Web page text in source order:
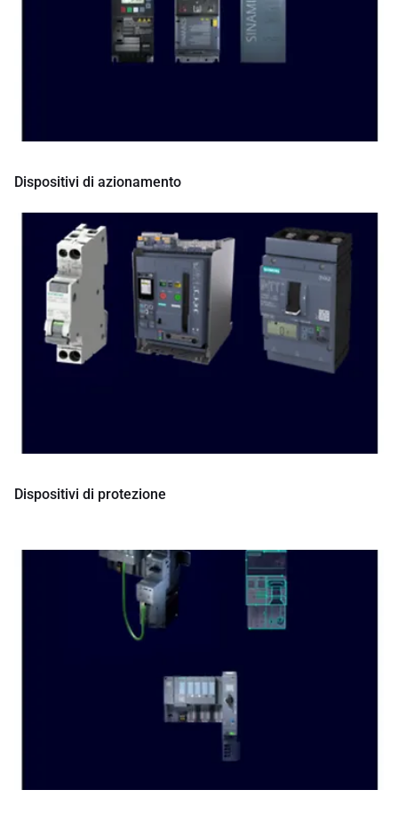
Dispositivi di azionamento
Dispositivi di protezione